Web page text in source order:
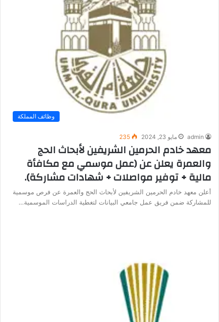
وظائف المملكة
admin مايو 23, 2024 235
معهد خادم الحرمين الشريفين لأبحاث الحج
والعمرة يعلن عن (عمل موسمي مع مكافأة
مالية + توفير مواصلات + شهادات مشاركة).
أعلن معهد خادم الحرمين الشريفين لأبحاث الحج والعمرة عن فرص موسمية
للمشاركة ضمن فريق عمل جامعي البيانات لتغطية الدراسات الموسمية…